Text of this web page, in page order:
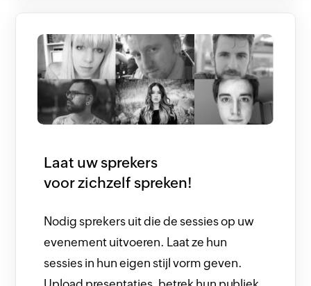
Laat uw sprekers
voor zichzelf spreken!
Nodig sprekers uit die de sessies op uw
evenement uitvoeren. Laat ze hun
sessies in hun eigen stijl vorm geven.